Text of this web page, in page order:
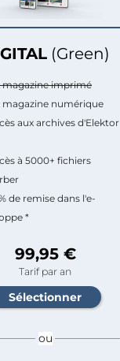
(Green)
magazine imprimé
magazine numérique
aux archives d'Elektor
à 5000+ fichiers
de remise dans l'e-
*
99,95 €
Tarif par an
ou